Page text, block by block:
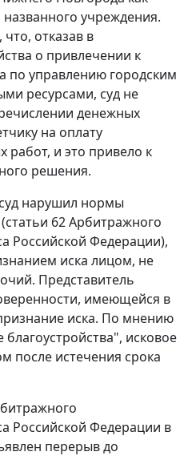
учреждения.
отказав в
о привлечении к
по управлению городским
ресурсами, суд не
денежных
на оплату
и это привело к
решения.
нарушил нормы
статьи 62Арбитражного
Российской Федерации),
иска лицом, не
Представитель
имеющейся в
иска. По мнению
исковое
после истечения срока
Российской Федерации в
перерыв до